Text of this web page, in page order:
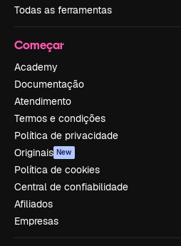
Todas as ferramentas
Começar
Academy
Documentação
Atendimento
Termos e condições
Política de privacidade
Originais New
Política de cookies
Central de confiabilidade
Afiliados
Empresas